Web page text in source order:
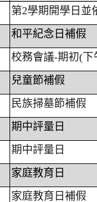
第2學期開學日並
和平紀念日補假
校務會議-期初(下
兒童節補假
民族掃墓節補假
期中評量日
期中評量日
家庭教育日
家庭教育日補假